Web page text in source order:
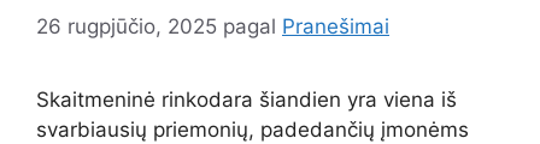
26 rugpjūčio, 2025 pagal Pranešimai
Skaitmeninė rinkodara šiandien yra viena iš
svarbiausių priemonių, padedančių įmonėms